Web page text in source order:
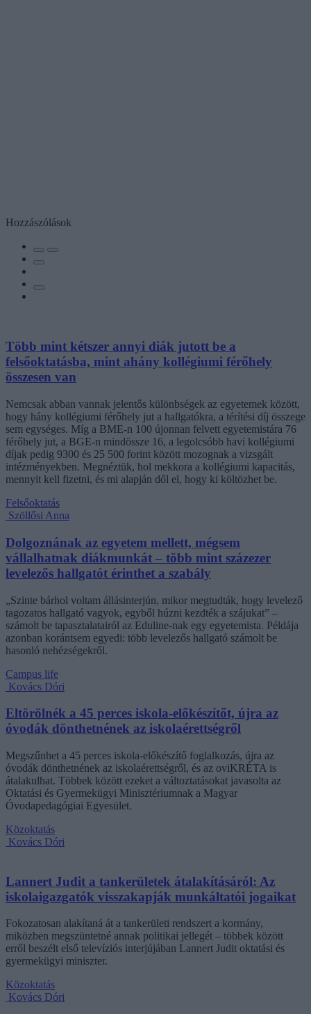
Hozzászólások
Több mint kétszer annyi diák jutott be a
felsőoktatásba, mint ahány kollégiumi férőhely
összesen van
Nemcsak abban vannak jelentős különbségek az egyetemek között,
hogy hány kollégiumi férőhely jut a hallgatókra, a térítési díj összege
sem egységes. Míg a BME-n 100 újonnan felvett egyetemistára 76
férőhely jut, a BGE-n mindössze 16, a legolcsóbb havi kollégiumi
díjak pedig 9300 és 25 500 forint között mozognak a vizsgált
intézményekben. Megnéztük, hol mekkora a kollégiumi kapacitás,
mennyit kell fizetni, és mi alapján dől el, hogy ki költözhet be.
Felsőoktatás
Szöllősi Anna
Dolgoznának az egyetem mellett, mégsem
vállalhatnak diákmunkát – több mint százezer
levelezős hallgatót érinthet a szabály
„Szinte bárhol voltam állásinterjún, mikor megtudták, hogy levelező
tagozatos hallgató vagyok, egyből húzni kezdték a szájukat” –
számolt be tapasztalatairól az Eduline-nak egy egyetemista. Példája
azonban korántsem egyedi: több levelezős hallgató számolt be
hasonló nehézségekről.
Campus life
Kovács Dóri
Eltörölnék a 45 perces iskola-előkészítőt, újra az
óvodák dönthetnének az iskolaérettségről
Megszűnhet a 45 perces iskola-előkészítő foglalkozás, újra az
óvodák dönthetnének az iskolaérettségről, és az oviKRÉTA is
átalakulhat. Többek között ezeket a változtatásokat javasolta az
Oktatási és Gyermekügyi Minisztériumnak a Magyar
Óvodapedagógiai Egyesület.
Közoktatás
Kovács Dóri
Lannert Judit a tankerületek átalakításáról: Az
iskolaigazgatók visszakapják munkáltatói jogaikat
Fokozatosan alakítaná át a tankerületi rendszert a kormány,
miközben megszüntetné annak politikai jellegét – többek között
erről beszélt első televíziós interjújában Lannert Judit oktatási és
gyermekügyi miniszter.
Közoktatás
Kovács Dóri